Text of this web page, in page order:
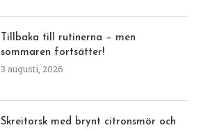
Tillbaka till rutinerna – men
sommaren fortsätter!
3 augusti, 2026
Skreitorsk med brynt citronsmör och